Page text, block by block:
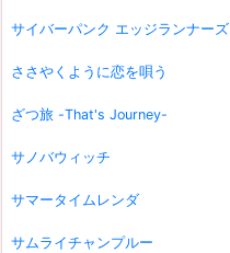
サイバーパンク エッジランナーズ
ささやくように恋を唄う
ざつ旅 -That's Journey-
サノバウィッチ
サマータイムレンダ
サムライチャンプルー